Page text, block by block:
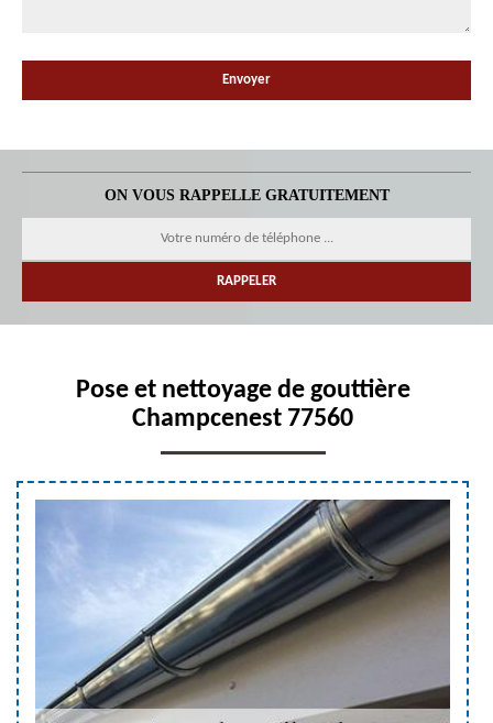
ON VOUS RAPPELLE GRATUITEMENT
Pose et nettoyage de gouttière
Champcenest 77560